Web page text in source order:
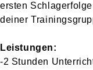
ersten
deiner
Leistungen:
-2 Stunden